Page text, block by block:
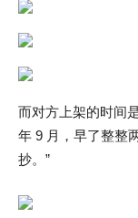
而对方上架的时间
年 9 月，早了整整
抄。”